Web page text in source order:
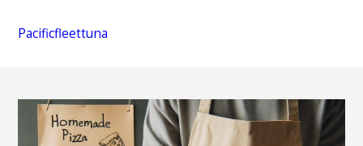
Pacificfleettuna